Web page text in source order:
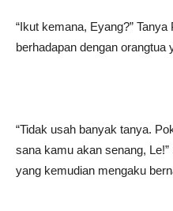
“Ikut kemana, Eyang?”
berhadapan dengan orangtua
“Tidak usah banyak tanya.
sana kamu akan senang,
yang kemudian mengaku